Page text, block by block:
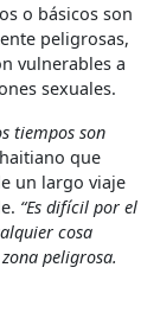
o básicos son
peligrosas,
vulnerables a
sexuales.
tiempos son
que
un largo viaje
“Es difícil por el
cosa
peligrosa.